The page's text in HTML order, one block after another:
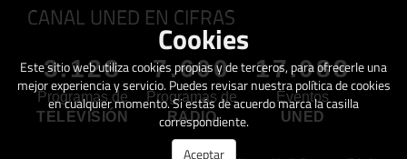
CANAL UNED EN CIFRAS
3.128
Programas de
TELEVISIÓN
7.600
Programas de
RADIO
17.088
Eventos
UNED
Cookies
Este sitio web utiliza cookies propias y de terceros, para ofrecerle una
mejor experiencia y servicio. Puedes revisar nuestra política de cookies
en cualquier momento. Si estás de acuerdo marca la casilla
correspondiente.
Aceptar